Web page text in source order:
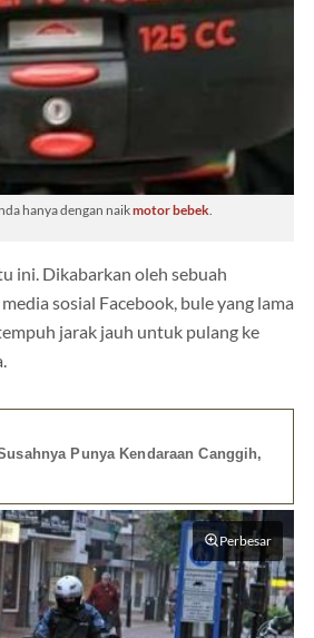
hanya dengan naikmotorbebek
ini. Dikabarkan oleh sebuah
sosial Facebook, bule yang lama
jarak jauh untuk pulang ke
Punya Kendaraan Canggih,
Perbesar